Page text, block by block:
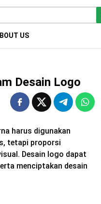
US
Desain Logo
harus digunakan
tetapi proporsi
Desain logo dapat
menciptakan desain